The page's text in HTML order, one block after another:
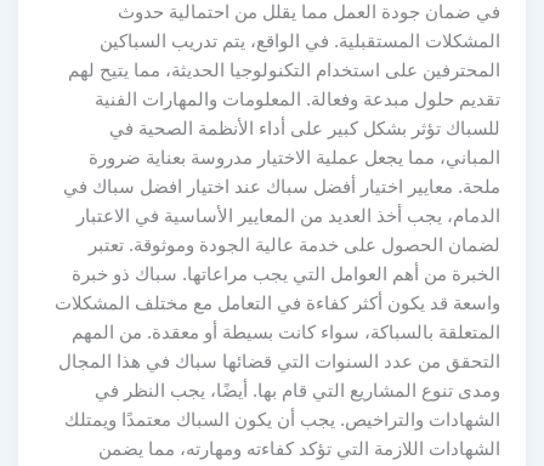
في ضمان جودة العمل مما يقلل من احتمالية حدوث
المشكلات المستقبلية. في الواقع، يتم تدريب السباكين
المحترفين على استخدام التكنولوجيا الحديثة، مما يتيح لهم
تقديم حلول مبدعة وفعالة. المعلومات والمهارات الفنية
للسباك تؤثر بشكل كبير على أداء الأنظمة الصحية في
المباني، مما يجعل عملية الاختيار مدروسة بعناية ضرورة
ملحة. معايير اختيار أفضل سباك عند اختيار افضل سباك في
الدمام، يجب أخذ العديد من المعايير الأساسية في الاعتبار
لضمان الحصول على خدمة عالية الجودة وموثوقة. تعتبر
الخبرة من أهم العوامل التي يجب مراعاتها. سباك ذو خبرة
واسعة قد يكون أكثر كفاءة في التعامل مع مختلف المشكلات
المتعلقة بالسباكة، سواء كانت بسيطة أو معقدة. من المهم
التحقق من عدد السنوات التي قضائها سباك في هذا المجال
ومدى تنوع المشاريع التي قام بها. أيضًا، يجب النظر في
الشهادات والتراخيص. يجب أن يكون السباك معتمدًا ويمتلك
الشهادات اللازمة التي تؤكد كفاءته ومهارته، مما يضمن